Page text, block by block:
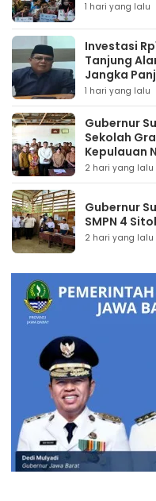
1 hari yang lalu
Investasi
Tanjung
Jangka
1 hari yang lalu
Gubernur
Sekolah
Kepulauan
2 hari yang lalu
Gubernur
SMPN 4
2 hari yang lalu